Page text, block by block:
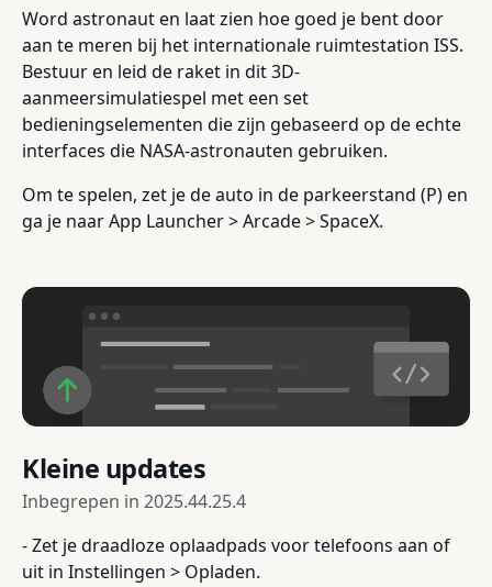
Word astronaut en laat zien hoe goed je bent door
aan te meren bij het internationale ruimtestation ISS.
Bestuur en leid de raket in dit 3D-
aanmeersimulatiespel met een set
bedieningselementen die zijn gebaseerd op de echte
interfaces die NASA-astronauten gebruiken.
Om te spelen, zet je de auto in de parkeerstand (P) en
ga je naar App Launcher > Arcade > SpaceX.
Kleine updates
Inbegrepen in 2025.44.25.4
- Zet je draadloze oplaadpads voor telefoons aan of
uit in Instellingen > Opladen.